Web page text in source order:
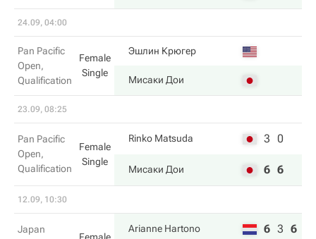
24.09, 04:00
Pan Pacific
Open,
Qualification
Female
Single
Эшлин Крюгер
Мисаки Дои
23.09, 08:25
Pan Pacific
Open,
Qualification
Female
Single
Rinko Matsuda 3 0
Мисаки Дои 6 6
12.09, 10:30
Japan
Arianne Hartono 6 3 6